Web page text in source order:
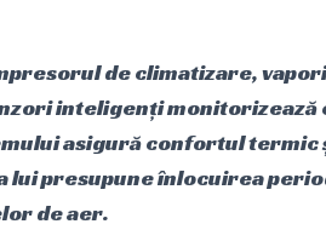
de climatizare,
inteligenți monitorizează
asigură confortul termic
presupune înlocuirea
de aer.